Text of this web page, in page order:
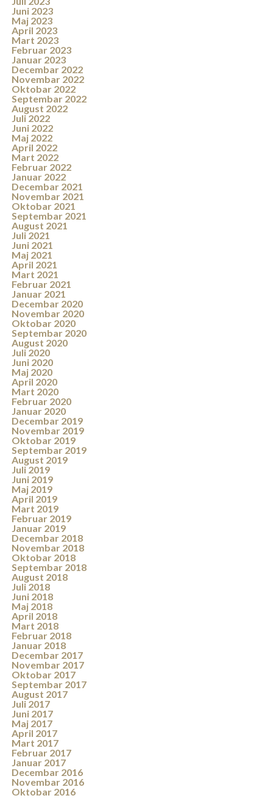
Juni 2023
Maj 2023
April 2023
Mart 2023
Februar 2023
Januar 2023
Decembar 2022
Novembar 2022
Oktobar 2022
Septembar 2022
August 2022
Juli 2022
Juni 2022
Maj 2022
April 2022
Mart 2022
Februar 2022
Januar 2022
Decembar 2021
Novembar 2021
Oktobar 2021
Septembar 2021
August 2021
Juli 2021
Juni 2021
Maj 2021
April 2021
Mart 2021
Februar 2021
Januar 2021
Decembar 2020
Novembar 2020
Oktobar 2020
Septembar 2020
August 2020
Juli 2020
Juni 2020
Maj 2020
April 2020
Mart 2020
Februar 2020
Januar 2020
Decembar 2019
Novembar 2019
Oktobar 2019
Septembar 2019
August 2019
Juli 2019
Juni 2019
Maj 2019
April 2019
Mart 2019
Februar 2019
Januar 2019
Decembar 2018
Novembar 2018
Oktobar 2018
Septembar 2018
August 2018
Juli 2018
Juni 2018
Maj 2018
April 2018
Mart 2018
Februar 2018
Januar 2018
Decembar 2017
Novembar 2017
Oktobar 2017
Septembar 2017
August 2017
Juli 2017
Juni 2017
Maj 2017
April 2017
Mart 2017
Februar 2017
Januar 2017
Decembar 2016
Novembar 2016
Oktobar 2016